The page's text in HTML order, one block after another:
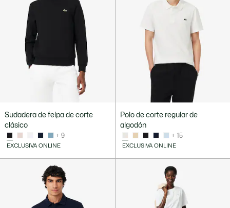
Sudadera de felpa de corte
clásico
+ 9
EXCLUSIVA ONLINE
Polo de corte regular de
algodón
+ 15
EXCLUSIVA ONLINE